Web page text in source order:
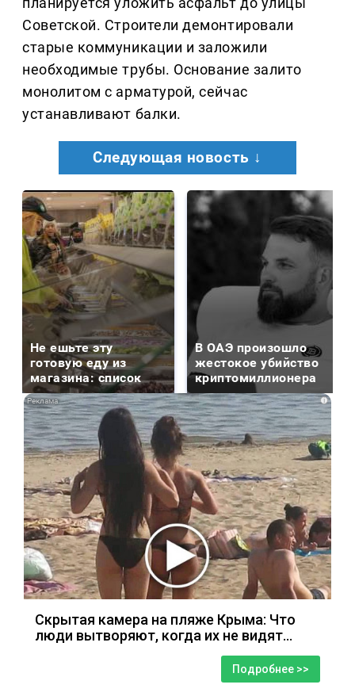
Советской. Строители демонтировали
старые коммуникации и заложили
необходимые трубы. Основание залито
монолитом с арматурой, сейчас
устанавливают балки.
Следующая новость ↓
Не ешьте эту
готовую еду из
магазина: список
В ОАЭ произошло
жестокое убийство
криптомиллионера
i
Скрытая камера на пляже Крыма: Что
люди вытворяют, когда их не видят...
Подробнее >>